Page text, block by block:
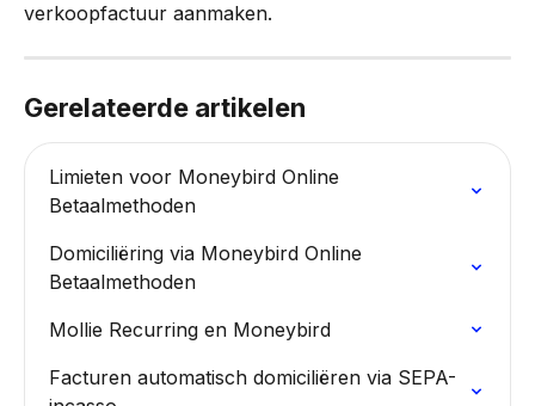
verkoopfactuur aanmaken.
Gerelateerde artikelen
Limieten voor Moneybird Online
Betaalmethoden
Domiciliëring via Moneybird Online
Betaalmethoden
Mollie Recurring en Moneybird
Facturen automatisch domiciliëren via SEPA-